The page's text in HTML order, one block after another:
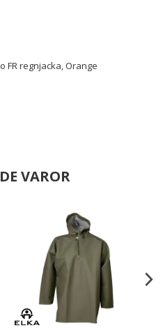
FR regnjacka, Orange
VAROR